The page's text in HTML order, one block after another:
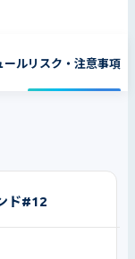
ールリスク・注意事項
ド#12